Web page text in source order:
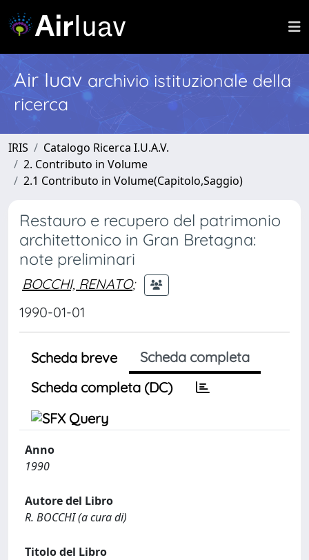
Air Iuav archivio istituzionale della
ricerca
IRIS
Catalogo Ricerca I.U.A.V.
2. Contributo in Volume
2.1 Contributo in Volume(Capitolo,Saggio)
Restauro e recupero del patrimonio
architettonico in Gran Bretagna:
note preliminari
BOCCHI, RENATO;
1990-01-01
Scheda breve
Scheda completa
Scheda completa (DC)
Anno
1990
Autore del Libro
R. BOCCHI (a cura di)
Titolo del Libro